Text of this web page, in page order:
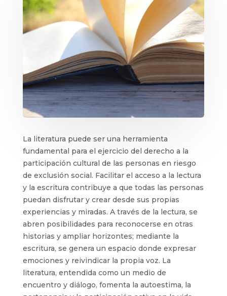
La literatura puede ser una herramienta
fundamental para el ejercicio del derecho a la
participación cultural de las personas en riesgo
de exclusión social. Facilitar el acceso a la lectura
y la escritura contribuye a que todas las personas
puedan disfrutar y crear desde sus propias
experiencias y miradas. A través de la lectura, se
abren posibilidades para reconocerse en otras
historias y ampliar horizontes; mediante la
escritura, se genera un espacio donde expresar
emociones y reivindicar la propia voz. La
literatura, entendida como un medio de
encuentro y diálogo, fomenta la autoestima, la